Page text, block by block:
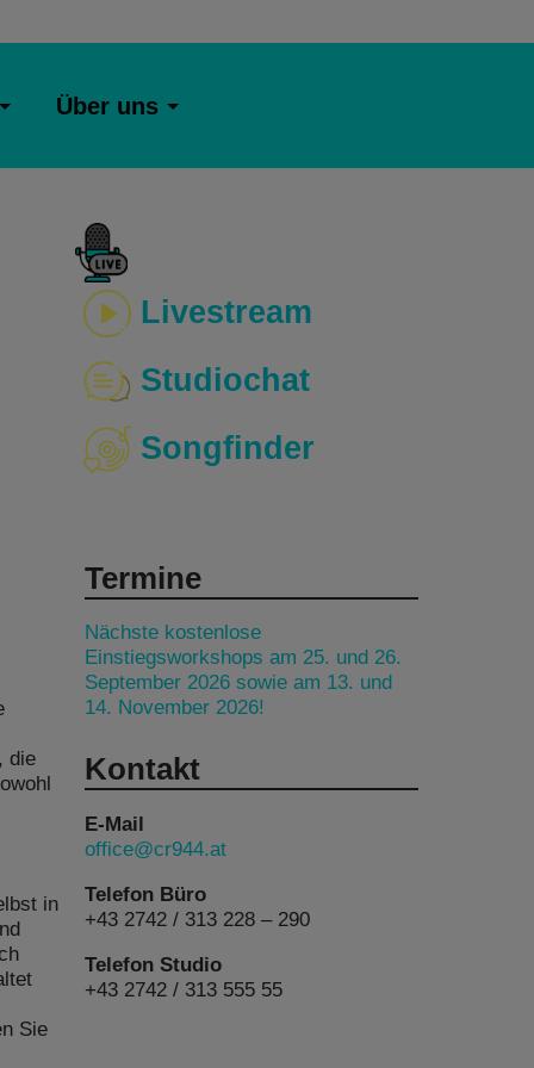
Über uns
die
in
Sie
Livestream
Studiochat
Songfinder
Termine
Nächste kostenlose
Einstiegsworkshops am 25. und 26.
September 2026 sowie am 13. und
14. November 2026!
Kontakt
E-Mail
office@cr944.at
Telefon Büro
+43 2742 / 313 228 – 290
Telefon Studio
+43 2742 / 313 555 55